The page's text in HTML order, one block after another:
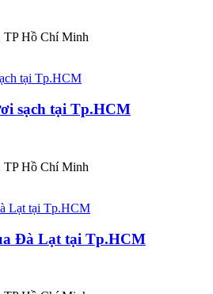
TP Hồ Chí Minh
sạch tại Tp.HCM
TP Hồ Chí Minh
Đà Lạt tại Tp.HCM